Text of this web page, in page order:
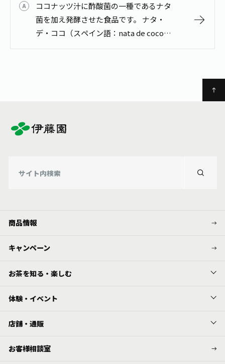
ココナッツ汁に酢酸菌の一種であるナタ
菌を加え発酵させた食品です。 ナタ・
デ・ココ（スペイン語：nata de coco）
は、ココナッツ汁に酢酸菌の一種である
商品情報
キャンペーン
お茶を知る・楽しむ
体験・イベント
店舗・通販
お客様相談室